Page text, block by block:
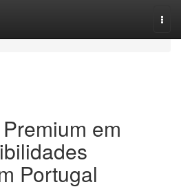
em
Portugal